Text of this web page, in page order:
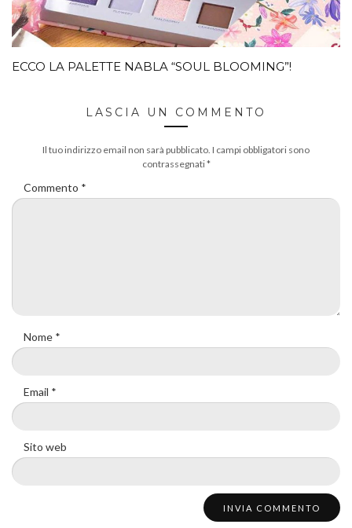
ECCO LA PALETTE NABLA “SOUL BLOOMING”!
LASCIA UN COMMENTO
Il tuo indirizzo email non sarà pubblicato. I campi obbligatori sono
contrassegnati*
Commento *
Nome *
Email *
Sito web